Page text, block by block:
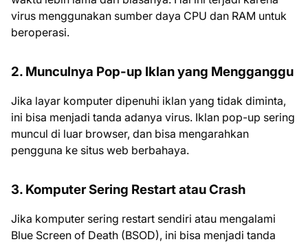
virus menggunakan sumber daya CPU dan RAM untuk
beroperasi.
2. Munculnya Pop-up Iklan yang Mengganggu
Jika layar komputer dipenuhi iklan yang tidak diminta,
ini bisa menjadi tanda adanya virus. Iklan pop-up sering
muncul di luar browser, dan bisa mengarahkan
pengguna ke situs web berbahaya.
3. Komputer Sering Restart atau Crash
Jika komputer sering restart sendiri atau mengalami
Blue Screen of Death (BSOD), ini bisa menjadi tanda